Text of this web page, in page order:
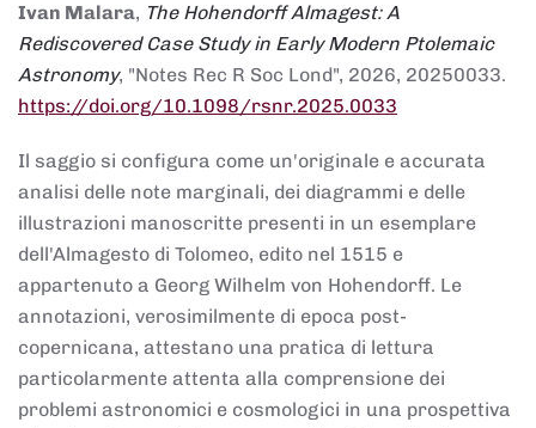
Ivan Malara, The Hohendorff Almagest: A
Rediscovered Case Study in Early Modern Ptolemaic
Astronomy, "Notes Rec R Soc Lond", 2026, 20250033.
https://doi.org/10.1098/rsnr.2025.0033
Il saggio si configura come un'originale e accurata
analisi delle note marginali, dei diagrammi e delle
illustrazioni manoscritte presenti in un esemplare
dell'Almagesto di Tolomeo, edito nel 1515 e
appartenuto a Georg Wilhelm von Hohendorff. Le
annotazioni, verosimilmente di epoca post-
copernicana, attestano una pratica di lettura
particolarmente attenta alla comprensione dei
problemi astronomici e cosmologici in una prospettiva